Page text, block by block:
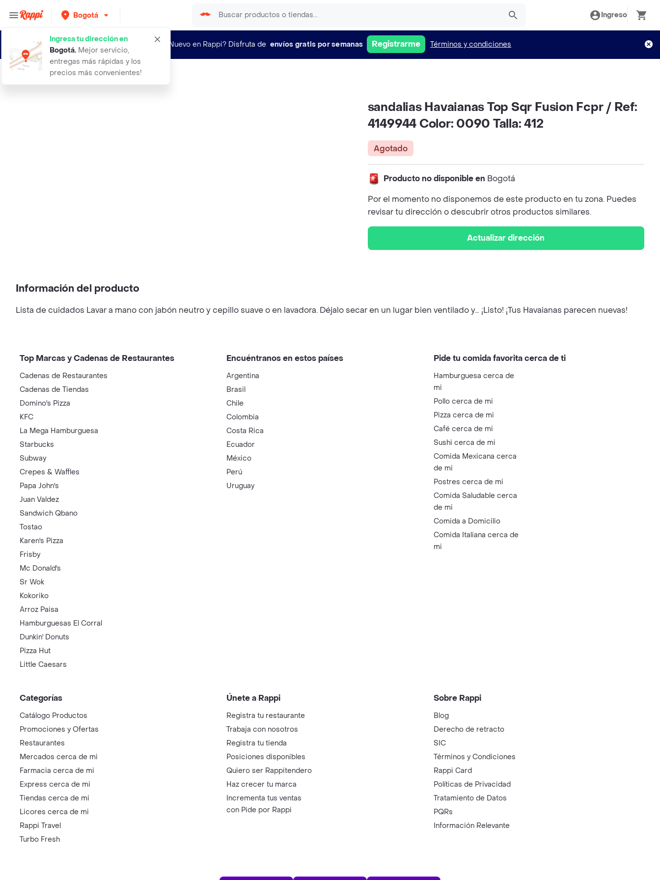
Bogotá
Ingresa tu dirección en
Bogotá. Mejor servicio,
entregas más rápidas y los
precios más convenientes!
Ingreso
¿Nuevo en Rappi? Disfruta de envíos gratis por semanas Registrarme Términos y condiciones
sandalias havaianas top sqr fusion
sandalias Havaianas Top Sqr Fusion Fcpr / Ref:
4149944 Color: 0090 Talla: 412
Agotado
Producto no disponible en Bogotá
Por el momento no disponemos de este producto en tu zona. Puedes
revisar tu dirección o descubrir otros productos similares.
Actualizar dirección
Información del producto
Lista de cuidados Lavar a mano con jabón neutro y cepillo suave o en lavadora. Déjalo secar en un lugar bien ventilado y… ¡Listo! ¡Tus Havaianas parecen nuevas!
Top Marcas y Cadenas de Restaurantes
Cadenas de Restaurantes
Cadenas de Tiendas
Domino's Pizza
KFC
La Mega Hamburguesa
Starbucks
Subway
Crepes & Waffles
Papa John's
Juan Valdez
Sandwich Qbano
Tostao
Karen's Pizza
Frisby
Mc Donald's
Sr Wok
Kokoriko
Arroz Paisa
Hamburguesas El Corral
Dunkin' Donuts
Pizza Hut
Little Caesars
Encuéntranos en estos países
Argentina
Brasil
Chile
Colombia
Costa Rica
Ecuador
México
Perú
Uruguay
Pide tu comida favorita cerca de ti
Hamburguesa cerca de
mi
Pollo cerca de mi
Pizza cerca de mi
Café cerca de mi
Sushi cerca de mi
Comida Mexicana cerca
de mi
Postres cerca de mi
Comida Saludable cerca
de mi
Comida a Domicilio
Comida Italiana cerca de
mi
Categorías
Catálogo Productos
Promociones y Ofertas
Restaurantes
Mercados cerca de mi
Farmacia cerca de mi
Express cerca de mi
Tiendas cerca de mi
Licores cerca de mi
Rappi Travel
Turbo Fresh
Únete a Rappi
Registra tu restaurante
Trabaja con nosotros
Registra tu tienda
Posiciones disponibles
Quiero ser Rappitendero
Haz crecer tu marca
Incrementa tus ventas
con Pide por Rappi
Sobre Rappi
Blog
Derecho de retracto
SIC
Términos y Condiciones
Rappi Card
Políticas de Privacidad
Tratamiento de Datos
PQRs
Información Relevante